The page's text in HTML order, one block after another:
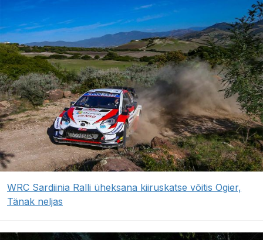
WRC Sardiinia Ralli üheksana kiiruskatse võitis Ogier,
Tänak neljas